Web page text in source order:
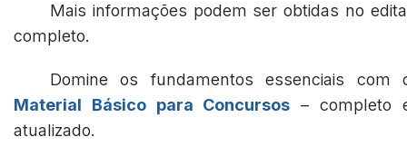
Mais informações podem ser obtidas no
completo.
Domine os fundamentos essenciais com
Material Básico para Concursos – completo
atualizado.